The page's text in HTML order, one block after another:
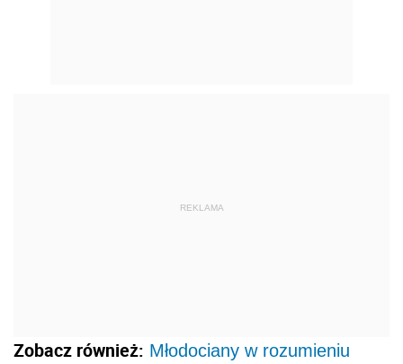
REKLAMA
Zobacz również: Młodociany w rozumieniu